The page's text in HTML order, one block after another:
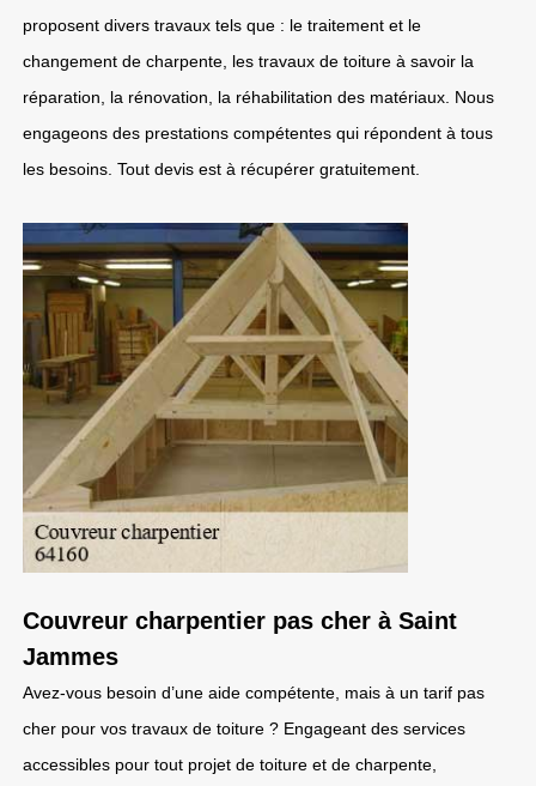
proposent divers travaux tels que : le traitement et le
changement de charpente, les travaux de toiture à savoir la
réparation, la rénovation, la réhabilitation des matériaux. Nous
engageons des prestations compétentes qui répondent à tous
les besoins. Tout devis est à récupérer gratuitement.
Couvreur charpentier pas cher à Saint
Jammes
Avez-vous besoin d’une aide compétente, mais à un tarif pas
cher pour vos travaux de toiture ? Engageant des services
accessibles pour tout projet de toiture et de charpente,